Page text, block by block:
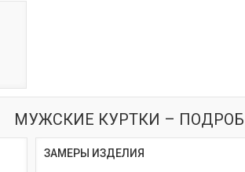
МУЖСКИЕ КУРТКИ –
ЗАМЕРЫ ИЗДЕЛИЯ